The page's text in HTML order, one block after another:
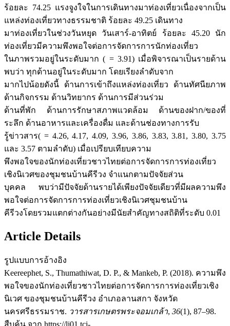
ร้อยละ 74.25 แรงจูงใจในการเดินทางมาท่องเที่ยวเนื่องจากเป็น
แหล่งท่องเที่ยวทางธรรมชาติ ร้อยละ 49.25 เดินทาง
มาท่องเที่ยวในช่วงวันหยุด วันเสาร์-อาทิตย์ ร้อยละ 45.20 นัก
ท่องเที่ยวมีความพึงพอใจต่อการจัดการการนักท่องเที่ยว
ในภาพรวมอยู่ในระดับมาก ( = 3.91) เมื่อพิจารณาเป็นรายด้าน
พบว่า ทุกด้านอยู่ในระดับมาก โดยเรียงลำดับจาก
มากไปน้อยดังนี้ ด้านการเข้าถึงแหล่งท่องเที่ยว ด้านทัศนียภาพ
ด้านกิจกรรม ด้านวิทยากร ด้านการมีส่วนร่วม
ด้านที่พัก ด้านการรักษาสภาพแวดล้อม ด้านของฝาก/ของที่
ระลึก ด้านอาหารและเครื่องดื่ม และด้านช่องทางการรับ
รู้ข่าวสาร( = 4.26, 4.17, 4.09, 3.96, 3.86, 3.83, 3.81, 3.80, 3.75
และ 3.57 ตามลำดับ) เมื่อเปรียบเทียบความ
พึงพอใจของนักท่องเที่ยวชาวไทยต่อการจัดการการท่องเที่ยว
เชิงนิเวศของชุมชนบ้านคีรีวง จำแนกตามปัจจัยส่วน
บุคคล พบว่ามีปัจจัยด้านรายได้เพียงปัจจัยเดียวที่มีผลความพึง
พอใจต่อการจัดการการท่องเที่ยวเชิงนิเวศชุมชนบ้าน
คีรีวงโดยรวมแตกต่างกันอย่างมีนัยสำคัญทางสถิติที่ระดับ 0.01
Article Details
รูปแบบการอ้างอิง
Keereephet, S., Thumathiwat, D. P., & Mankeb, P. (2018). ความพึง
พอใจของนักท่องเที่ยวชาวไทยต่อการจัดการการท่องเที่ยวเชิง
นิเวศ ของชุมชนบ้านคีรีวง อำเภอลานสกา จังหวัด
นครศรีธรรมราช. วารสารเกษตรพระจอมเกล้า, 36(1), 87–98.